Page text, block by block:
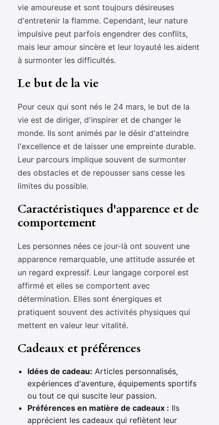
vie amoureuse et sont toujours désireuses
d'entretenir la flamme. Cependant, leur nature
impulsive peut parfois engendrer des conflits,
mais leur amour sincère et leur loyauté les aident
à surmonter les difficultés.
Le but de la vie
Pour ceux qui sont nés le 24 mars, le but de la
vie est de diriger, d'inspirer et de changer le
monde. Ils sont animés par le désir d'atteindre
l'excellence et de laisser une empreinte durable.
Leur parcours implique souvent de surmonter
des obstacles et de repousser sans cesse les
limites du possible.
Caractéristiques d'apparence et de
comportement
Les personnes nées ce jour-là ont souvent une
apparence remarquable, une attitude assurée et
un regard expressif. Leur langage corporel est
affirmé et elles se comportent avec
détermination. Elles sont énergiques et
pratiquent souvent des activités physiques qui
mettent en valeur leur vitalité.
Cadeaux et préférences
Idées de cadeau: Articles personnalisés,
expériences d'aventure, équipements sportifs
ou tout ce qui suscite leur passion.
Préférences en matière de cadeaux : Ils
apprécient les cadeaux qui reflètent leur